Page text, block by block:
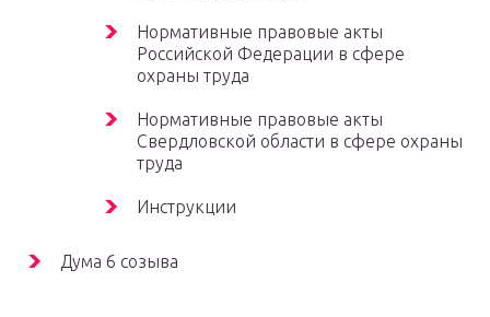
Нормативные правовые акты
Российской Федерации в сфере
охраны труда
Нормативные правовые акты
Свердловской области в сфере охраны
труда
Инструкции
Дума 6 созыва